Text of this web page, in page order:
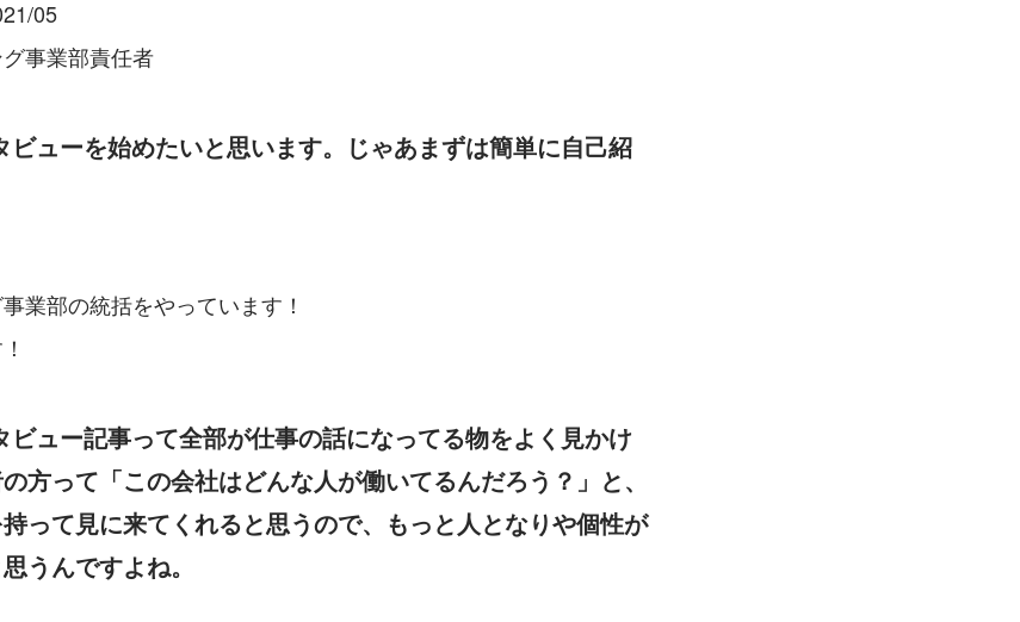
05
事業部責任者
ビューを始めたいと思います。じゃあまずは簡単に自己紹
業部の統括をやっています！
ビュー記事って全部が仕事の話になってる物をよく見かけ
方って「この会社はどんな人が働いてるんだろう？」と、
って見に来てくれると思うので、もっと人となりや個性が
うんですよね。